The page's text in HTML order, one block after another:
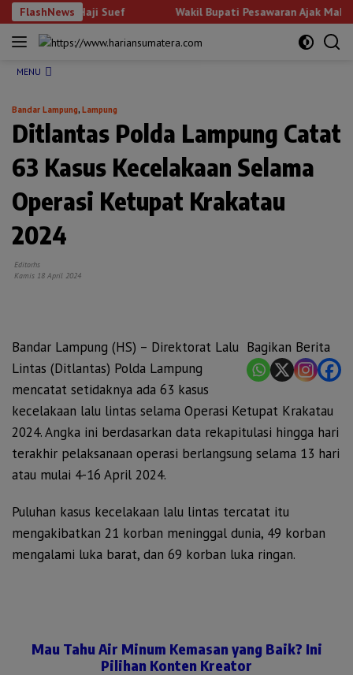
Langsung
ke
konten
FlashNews
Haji Suef Wakil Bupati Pesawaran Ajak Mahasiswa
MENU
Bandar Lampung, Lampung
Ditlantas Polda Lampung Catat
63 Kasus Kecelakaan Selama
Operasi Ketupat Krakatau
2024
Editorhs
Kamis 18 April 2024
Bagikan Berita
Bandar Lampung (HS) – Direktorat Lalu
Lintas (Ditlantas) Polda Lampung
mencatat setidaknya ada 63 kasus
kecelakaan lalu lintas selama Operasi Ketupat Krakatau
2024. Angka ini berdasarkan data rekapitulasi hingga hari
terakhir pelaksanaan operasi berlangsung selama 13 hari
atau mulai 4-16 April 2024.
Puluhan kasus kecelakaan lalu lintas tercatat itu
mengakibatkan 21 korban meninggal dunia, 49 korban
mengalami luka barat, dan 69 korban luka ringan.
Mau Tahu Air Minum Kemasan yang Baik? Ini
Pilihan Konten Kreator